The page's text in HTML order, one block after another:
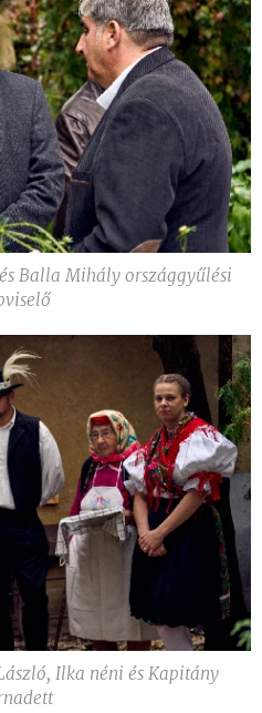
Balla Mihály országgyűlési
Ilka néni és Kapitány